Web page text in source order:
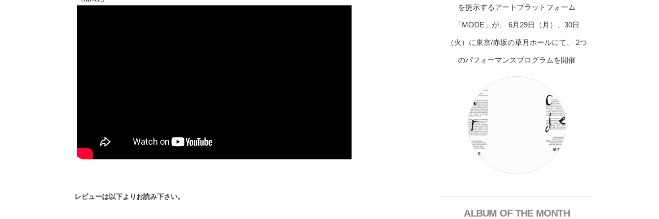
レビューは以下よりお読み下さい。
を提示するアートプラットフォーム
「MODE」が、 6月29日（月）、30日
（火）に東京/赤坂の草月ホールにて、 2つ
のパフォーマンスプログラムを開催
ALBUM OF THE MONTH